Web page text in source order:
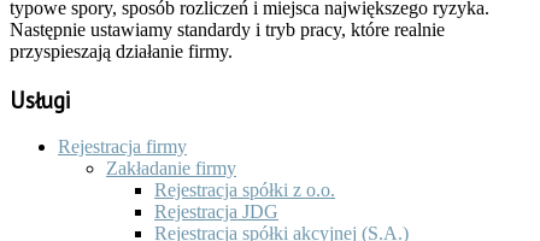
typowe spory, sposób rozliczeń i miejsca największego ryzyka.
Następnie ustawiamy standardy i tryb pracy, które realnie
przyspieszają działanie firmy.
Usługi
Rejestracja firmy
Zakładanie firmy
Rejestracja spółki z o.o.
Rejestracja JDG
Rejestracja spółki akcyjnej (S.A.)